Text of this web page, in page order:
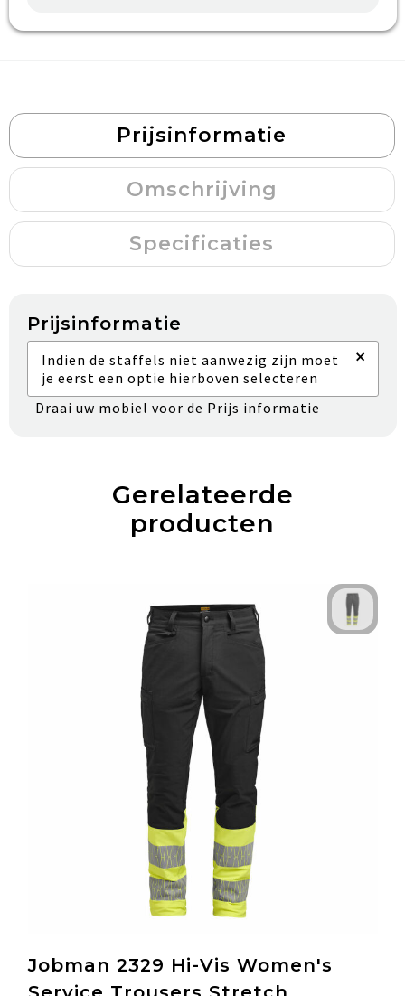
Prijsinformatie
Omschrijving
Specificaties
Prijsinformatie
Indien de staffels niet aanwezig zijn moet
je eerst een optie hierboven selecteren
×
Draai uw mobiel voor de Prijs informatie
Gerelateerde
producten
Jobman 2329 Hi-Vis Women's